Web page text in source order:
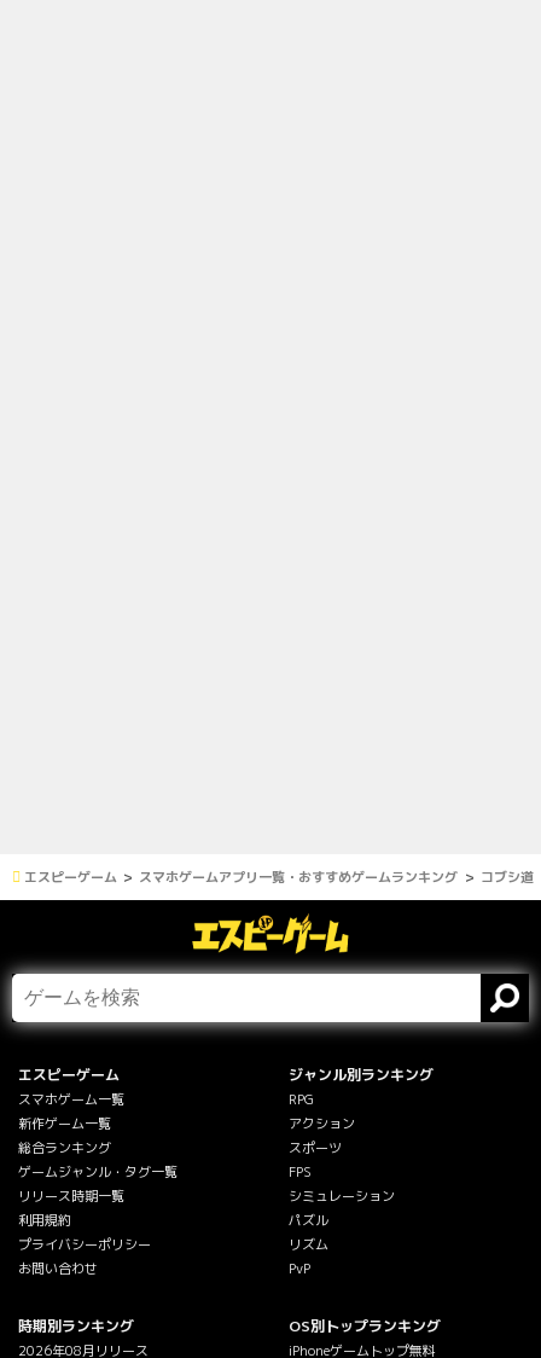
エスピーゲーム スマホゲームアプリ一覧・おすすめゲームランキング コブシ道
エスピーゲーム
スマホゲーム一覧
新作ゲーム一覧
総合ランキング
ゲームジャンル・タグ一覧
リリース時期一覧
利用規約
プライバシーポリシー
お問い合わせ
ジャンル別ランキング
RPG
アクション
スポーツ
FPS
シミュレーション
パズル
リズム
PvP
時期別ランキング
2026年08月リリース
OS別トップランキング
iPhoneゲームトップ無料